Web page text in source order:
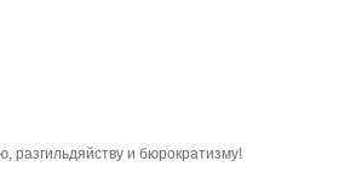
разгильдяйству и бюрократизму!